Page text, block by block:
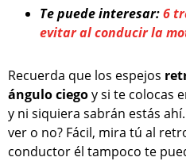
Te puede interesar:6
evitar al conducir la
Recuerda que los espejos
ángulo ciegoy si te colocas
y ni siquiera sabrán estás
ver o no? Fácil, mira tú al
conductor él tampoco te